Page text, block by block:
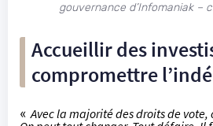
gouvernance d’Infomaniak –
Accueillir des
compromettre
«Avec la majorité des droits de vote,